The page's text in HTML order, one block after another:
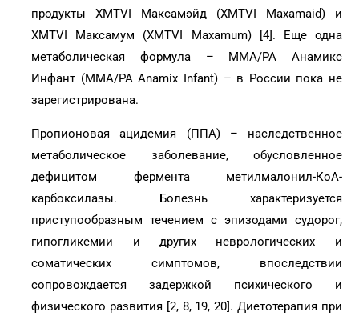
продукты XMTVI Mаксамэйд (XMTVI Maxamaid) и
XMTVI Mаксамум (XMTVI Maxamum) [4]. Еще одна
метаболическая формула – MMA/PA Анамикс
Инфант (MMA/PA Anamix Infant) – в России пока не
зарегистрирована.
Пропионовая ацидемия (ППА) – наследственное
метаболическое заболевание, обусловленное
дефицитом фермента метилмалонил-КоА-
карбоксилазы. Болезнь характеризуется
приступообразным течением с эпизодами судорог,
гипогликемии и других неврологических и
соматических симптомов, впоследствии
сопровождается задержкой психического и
физического развития [2, 8, 19, 20]. Диетотерапия при